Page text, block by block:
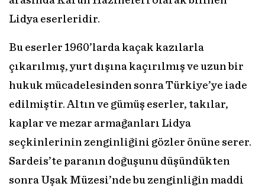
Lidya eserleridir.
Bu eserler 1960’larda kaçak kazılarla
çıkarılmış, yurt dışına kaçırılmış ve uzun bir
hukuk mücadelesinden sonra Türkiye’ye iade
edilmiştir. Altın ve gümüş eserler, takılar,
kaplar ve mezar armağanları Lidya
seçkinlerinin zenginliğini gözler önüne serer.
Sardeis’te paranın doğuşunu düşündükten
sonra Uşak Müzesi’nde bu zenginliğin maddi